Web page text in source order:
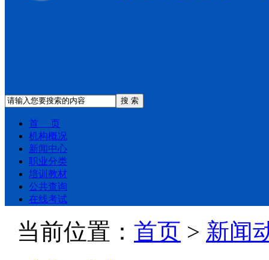
搜 索
首 页
机构概况
新闻中心
职业分类
培训教材
公共查询
在线考试
当前位置： 首页 > 新闻